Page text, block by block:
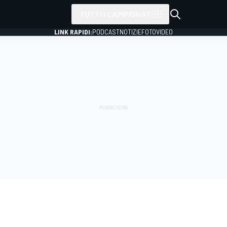
LINK RAPIDI:PODCASTNOTIZIEFOTOVIDEO